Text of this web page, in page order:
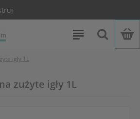
igły 1L
zużyte igły 1L